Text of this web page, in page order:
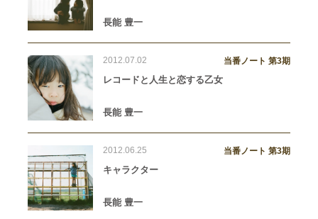
長能 豊一
2012.07.02 当番ノート 第3期
レコードと人生と恋する乙女
長能 豊一
2012.06.25 当番ノート 第3期
キャラクター
長能 豊一